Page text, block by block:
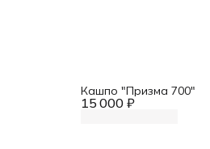
15 000 ₽
Кашпо "Призма 700"